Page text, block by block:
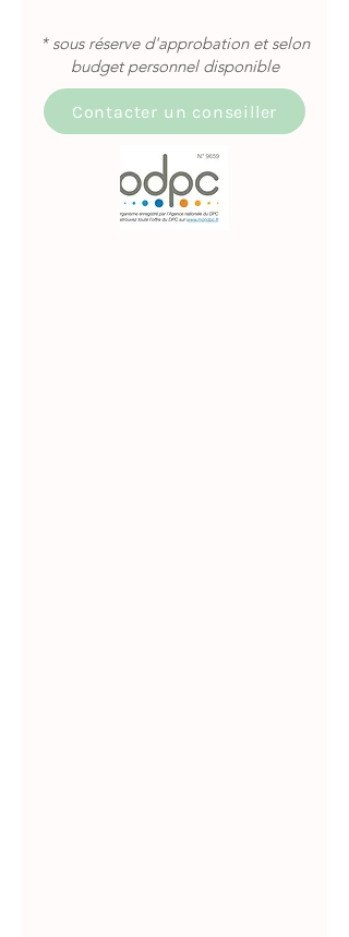
* sous réserve d'approbation et selon
budget personnel disponible
Contacter un conseiller